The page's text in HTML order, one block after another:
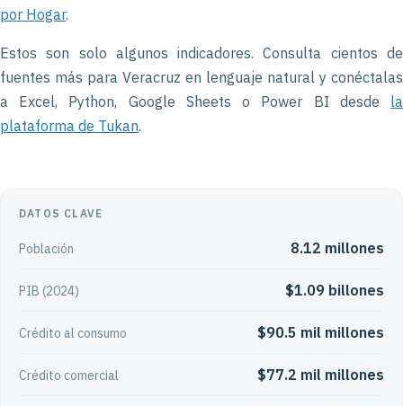
por Hogar.
Estos son solo algunos indicadores. Consulta cientos de
fuentes más para Veracruz en lenguaje natural y conéctalas
a Excel, Python, Google Sheets o Power BI desde la
plataforma de Tukan.
DATOS CLAVE
Población 8.12 millones
PIB (2024) $1.09 billones
Crédito al consumo $90.5 mil millones
Crédito comercial $77.2 mil millones